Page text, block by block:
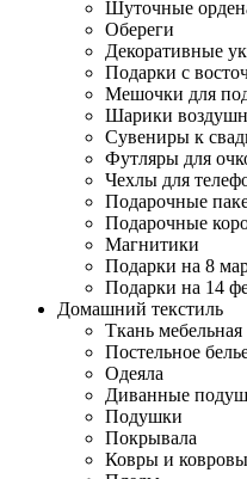
Шуточные
Обереги
Декоративные
Подарки с
Мешочки для
Шарики
Сувениры к
Футляры для
Чехлы для
Подарочные
Подарочные
Магнитики
Подарки на 8
Подарки на 14
Домашний текстиль
Ткань мебельная
Постельное
Одеяла
Диванные
Подушки
Покрывала
Ковры и